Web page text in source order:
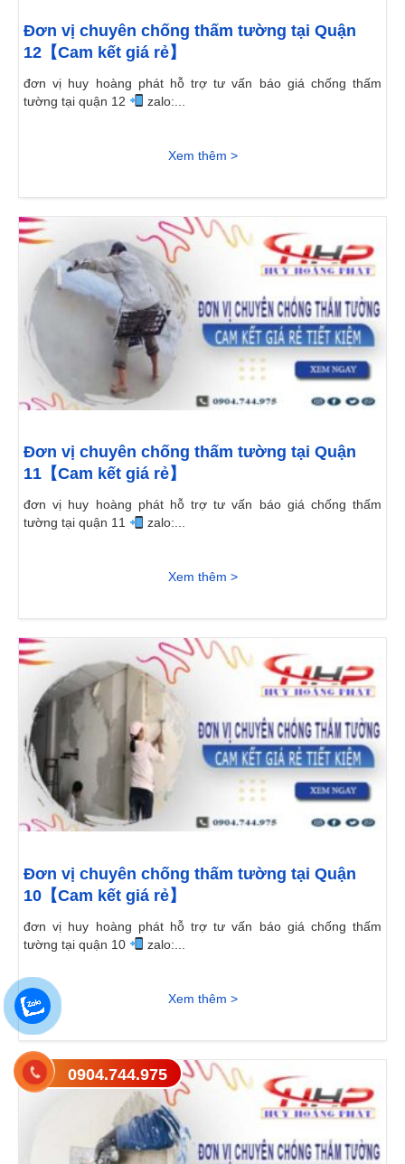
Đơn vị chuyên chống thấm tường tại Quận
12【Cam kết giá rẻ】
đơn vị huy hoàng phát hỗ trợ tư vấn báo giá chống thấm
tường tại quận 12
zalo:...
Xem thêm >
Đơn vị chuyên chống thấm tường tại Quận
11【Cam kết giá rẻ】
đơn vị huy hoàng phát hỗ trợ tư vấn báo giá chống thấm
tường tại quận 11
zalo:...
Xem thêm >
Đơn vị chuyên chống thấm tường tại Quận
10【Cam kết giá rẻ】
đơn vị huy hoàng phát hỗ trợ tư vấn báo giá chống thấm
tường tại quận 10
zalo:...
Xem thêm >
0904.744.975